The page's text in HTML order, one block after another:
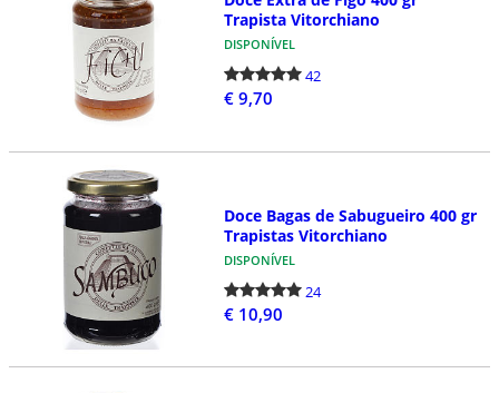
Trapista Vitorchiano
DISPONÍVEL
42
€ 9,70
Doce Bagas de Sabugueiro 400 gr
Trapistas Vitorchiano
DISPONÍVEL
24
€ 10,90